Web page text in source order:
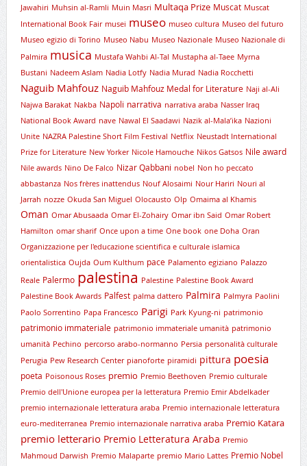
Jawahiri Muhsin al-Ramli Muin Masri Multaqa Prize Muscat Muscat
International Book Fair musei museo museo cultura Museo del futuro
Museo egizio di Torino Museo Nabu Museo Nazionale Museo Nazionale di
Palmira musica Mustafa Wahbi Al-Tal Mustapha al-Taee Myrna
Bustani Nadeem Aslam Nadia Lotfy Nadia Murad Nadia Rocchetti
Naguib Mahfouz Naguib Mahfouz Medal for Literature Naji al-Ali
Najwa Barakat Nakba Napoli narrativa narrativa araba Nasser Iraq
National Book Award nave Nawal El Saadawi Nazik al-Mala’ika Nazioni
Unite NAZRA Palestine Short Film Festival Netflix Neustadt International
Prize for Literature New Yorker Nicole Hamouche Nikos Gatsos Nile award
Nile awards Nino De Falco Nizar Qabbani nobel Non ho peccato
abbastanza Nos frères inattendus Nouf Alosaimi Nour Hariri Nouri al
Jarrah nozze Okuda San Miguel Olocausto Olp Omaima al Khamis
Oman Omar Abusaada Omar El-Zohairy Omar ibn Said Omar Robert
Hamilton omar sharif Once upon a time One book one Doha Oran
Organizzazione per l'educazione scientifica e culturale islamica
orientalistica Oujda Oum Kulthum pace Palamento egiziano Palazzo
Reale Palermo palestina Palestine Palestine Book Award
Palestine Book Awards Palfest palma dattero Palmira Palmyra Paolini
Paolo Sorrentino Papa Francesco Parigi Park Kyung-ni patrimonio
patrimonio immateriale patrimonio immateriale umanità patrimonio
umanità Pechino percorso arabo-normanno Persia personalità culturale
Perugia Pew Research Center pianoforte piramidi pittura poesia
poeta Poisonous Roses premio Premio Beethoven Premio culturale
Premio dell'Unione europea per la letteratura Premio Emir Abdelkader
premio internazionale letteratura araba Premio internazionale letteratura
euro-mediterranea Premio internazionale narrativa araba Premio Katara
premio letterario Premio Letteratura Araba Premio
Mahmoud Darwish Premio Malaparte premio Mario Lattes Premio Nobel